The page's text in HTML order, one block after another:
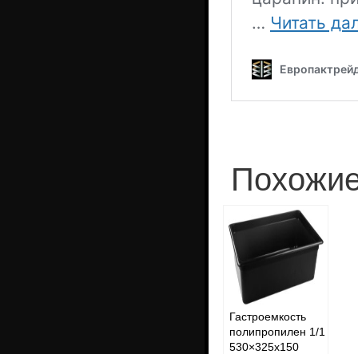
Гастроемкость
полипропилен 1/1
530×325х150